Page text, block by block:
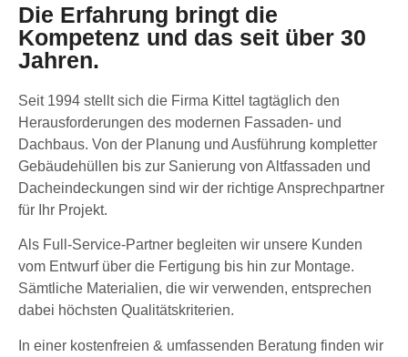
Die Erfahrung bringt die
Kompetenz und das seit über 30
Jahren.
Seit 1994 stellt sich die Firma Kittel tagtäglich den
Herausforderungen des modernen Fassaden- und
Dachbaus. Von der Planung und Ausführung kompletter
Gebäudehüllen bis zur Sanierung von Altfassaden und
Dacheindeckungen sind wir der richtige Ansprechpartner
für Ihr Projekt.
Als Full-Service-Partner begleiten wir unsere Kunden
vom Entwurf über die Fertigung bis hin zur Montage.
Sämtliche Materialien, die wir verwenden, entsprechen
dabei höchsten Qualitätskriterien.
In einer kostenfreien & umfassenden Beratung finden wir